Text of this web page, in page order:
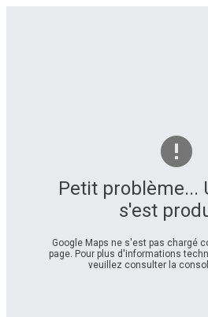
Petit problème...
s'est
Google Maps ne s'est pas chargé
page. Pour plus d'informations
veuillez consulter la